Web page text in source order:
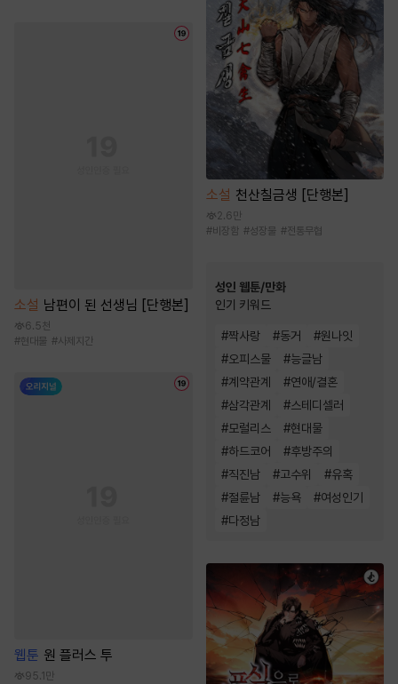
소설 남편이 된 선생님 [단행본]
6.5천
#현대물 #사제지간
웹툰 원 플러스 투
95.1만
소설 천산칠금생 [단행본]
2.6만
#비장함 #성장물 #전통무협
성인 웹툰/만화
인기 키워드
#짝사랑 #동거 #원나잇
#오피스물 #능글남
#계약관계 #연애/결혼
#삼각관계 #스테디셀러
#모럴리스 #현대물
#하드코어 #후방주의
#직진남 #고수위 #유혹
#절륜남 #능욕 #여성인기
#다정남